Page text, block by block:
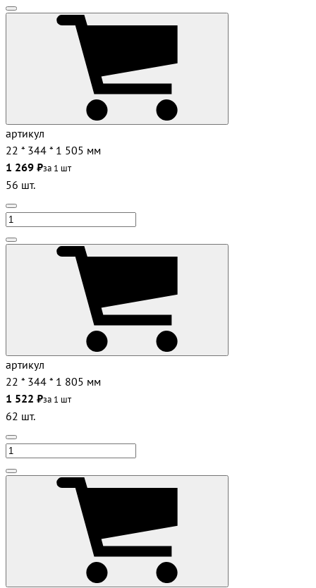
артикул
22 * 344 * 1 505 мм
1 269 ₽за 1 шт
56 шт.
артикул
22 * 344 * 1 805 мм
1 522 ₽за 1 шт
62 шт.